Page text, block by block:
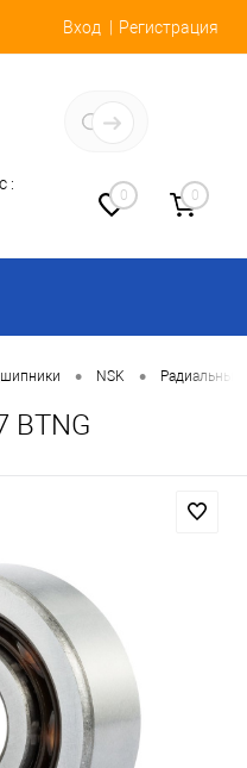
Вход Регистрация
:
0 0
• NSK • Радиальные
BTNG